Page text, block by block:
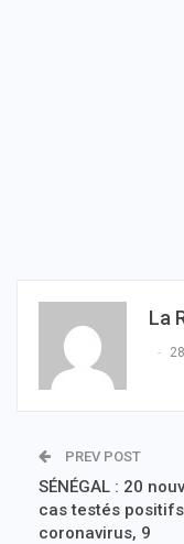
La
PREV POST
SÉNÉGAL : 20
cas testés
coronavirus, 9